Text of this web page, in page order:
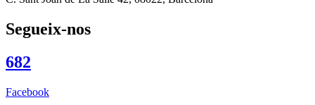
Segueix-nos
682
Facebook